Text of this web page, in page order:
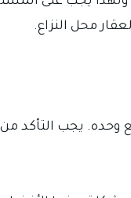
محل النزاع.
وحده. يجب